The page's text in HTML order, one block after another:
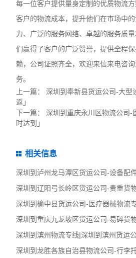
每一位客户提供量身定制的优质物流
客户的物流成本，提升他们在市场中
力、广泛的服务网络、卓越的服务质
们赢得了客户的广泛赞誉，提供全程
赖，公司证照齐全，欢迎来信来电咨
务。
上一篇：深圳到奉新县货运公司-大型
返」
下一篇：深圳到重庆永川区物流公司-
时达到」
相关信息
深圳到泸州龙马潭区货运公司-设备配
深圳到辽阳弓长岭区货运公司-贵重货
深圳到榆中县货运公司-医疗器械物流
深圳到重庆九龙坡区货运公司-易碎货
深圳到滨州物流专线|深圳到滨州货运
深圳到龙胜各族自治县物流公司-行李